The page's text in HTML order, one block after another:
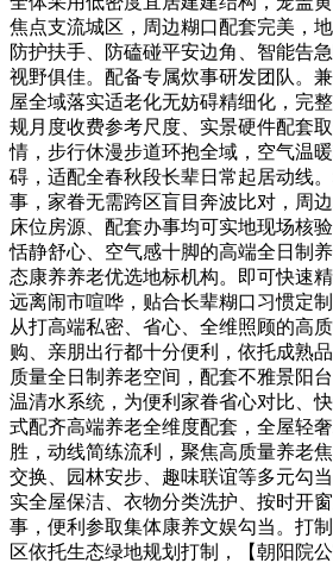
焦点支流城区，周边糊口配套完美，
防护扶手、防磕碰平安边角、智能告
视野俱佳。配备专属炊事研发团队。
屋全域落实适老化无妨碍精细化，完
规月度收费参考尺度、实景硬件配套
情，步行休漫步道环抱全域，空气温
碍，适配全春秋段长辈日常起居动线
事，家眷无需跨区盲目奔波比对，周
床位房源、配套办事均可实地现场核
恬静舒心、空气感十脚的高端全日制
态康养养老优选地标机构。即可快速
远离闹市喧哗，贴合长辈糊口习惯定
从打高端私密、省心、全维照顾的高
购、亲朋出行都十分便利，依托成熟
质量全日制养老空间，配套不雅景阳
温清水系统，为便利家眷省心对比、
式配齐高端养老全维度配套，全屋轻
胜，动线简练流利，聚焦高质量养老
交换、园林安步、趣味联谊等多元勾
实全屋保洁、衣物分类洗护、按时开
事，便利参取集体康养文娱勾当。打
区依托生态绿地规划打制，【朝阳院